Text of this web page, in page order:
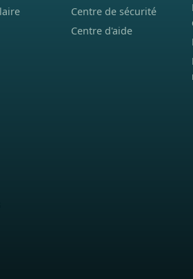
Centre de sécurité
Centre d'aide